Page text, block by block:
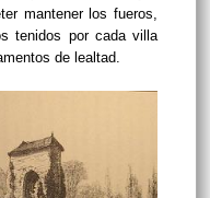
mantener los fueros,
tenidos por cada villa
de lealtad.